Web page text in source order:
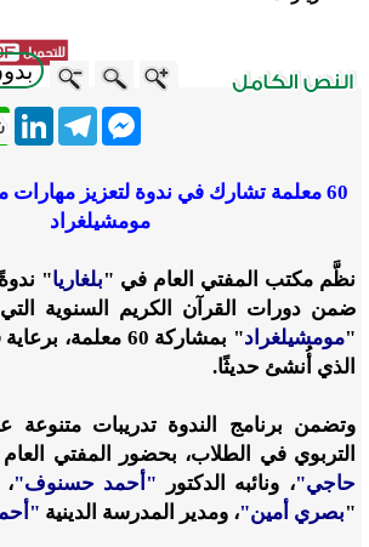
Telegram
Messenger
60 معلمة تشارك في ندوة لتعزيز
مومشيلغراد
نظَّم مكتب المفتي العام في "بلغاريا"
ضمن دورات القرآن الكريم السنوية
"مومشيلغراد
" بمشاركة 60
الذي أُنشئ حديثًا.
وتضمن برنامج الندوة تدريبات متنوعة
التربوي في الطلاب، بحضور المفتي العام
حاجي"، ونائبه الدكتور "أحمد حسنوف"
"بصري أمين"، ومدير المدرسة الدينية